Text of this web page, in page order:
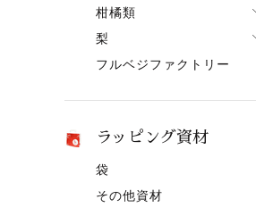
白鳳【7月上旬～】
おかやま夢白桃【7月中
黄金桃【9月上旬頃～】
～】
ぶどう一覧
シャインマスカット
柑橘類
せとか
梨
梨一覧
フルベジファクトリー
ラッピング資材
袋
その他資材